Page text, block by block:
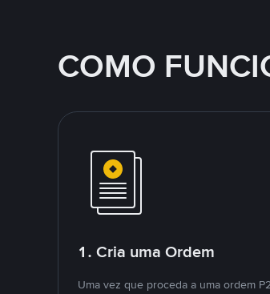
COMO
1. Cria uma Ordem
Uma vez que proceda a uma ordem